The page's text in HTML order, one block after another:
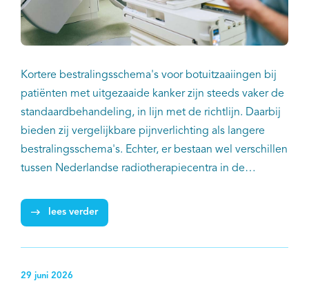
Kortere bestralingsschema's voor botuitzaaiingen bij
patiënten met uitgezaaide kanker zijn steeds vaker de
standaardbehandeling, in lijn met de richtlijn. Daarbij
bieden zij vergelijkbare pijnverlichting als langere
bestralingsschema's. Echter, er bestaan wel verschillen
tussen Nederlandse radiotherapiecentra in de
blijkt uit een landelijke studie van onderzoekers van
IKNL, het LUMC en tien Nederlandse
lees verder
29 juni 2026